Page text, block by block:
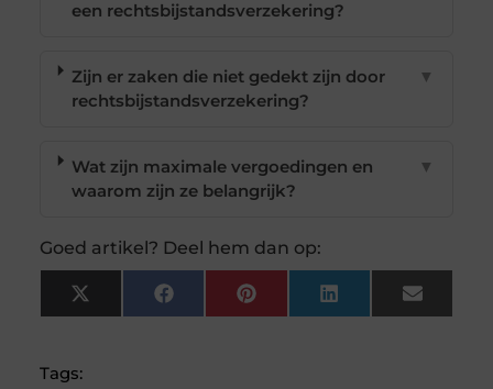
een rechtsbijstandsverzekering?
Zijn er zaken die niet gedekt zijn door
rechtsbijstandsverzekering?
▼
Wat zijn maximale vergoedingen en
waarom zijn ze belangrijk?
▼
Goed artikel? Deel hem dan op:
X
(Twitter)
FacebookPinterest LinkedIn Email
Tags: